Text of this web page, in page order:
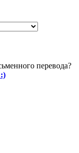
перевода?